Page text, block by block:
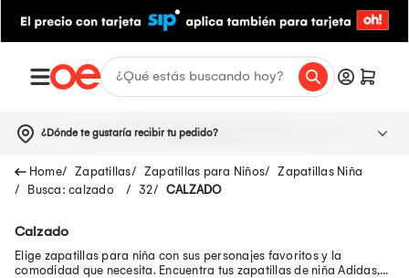
¿Dónde te gustaría recibir tu pedido?
Zapatillas Zapatillas para Niños
Zapatillas Niña
Busca: calzado
32 CALZADO
Calzado
Elige zapatillas para niña con sus personajes favoritos y la
comodidad que necesita. Encuentra tus zapatillas de niña Adidas,